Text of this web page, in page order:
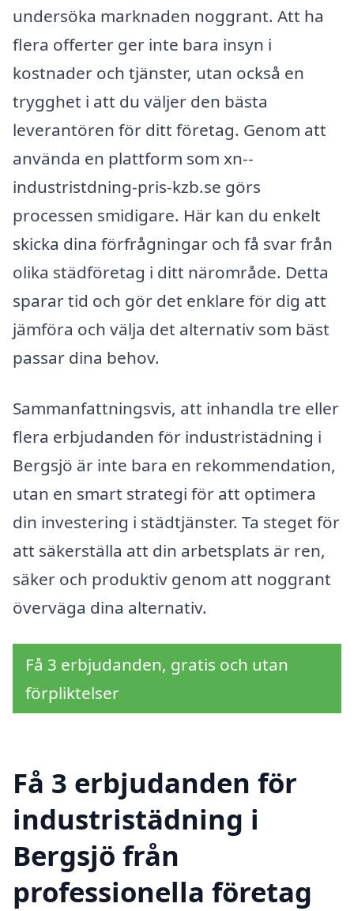
undersöka marknaden noggrant. Att ha
flera offerter ger inte bara insyn i
kostnader och tjänster, utan också en
trygghet i att du väljer den bästa
leverantören för ditt företag. Genom att
använda en plattform som xn--
industristdning-pris-kzb.se görs
processen smidigare. Här kan du enkelt
skicka dina förfrågningar och få svar från
olika städföretag i ditt närområde. Detta
sparar tid och gör det enklare för dig att
jämföra och välja det alternativ som bäst
passar dina behov.
Sammanfattningsvis, att inhandla tre eller
flera erbjudanden för industristädning i
Bergsjö är inte bara en rekommendation,
utan en smart strategi för att optimera
din investering i städtjänster. Ta steget för
att säkerställa att din arbetsplats är ren,
säker och produktiv genom att noggrant
överväga dina alternativ.
Få 3 erbjudanden, gratis och utan
förpliktelser
Få 3 erbjudanden för
industristädning i
Bergsjö från
professionella företag